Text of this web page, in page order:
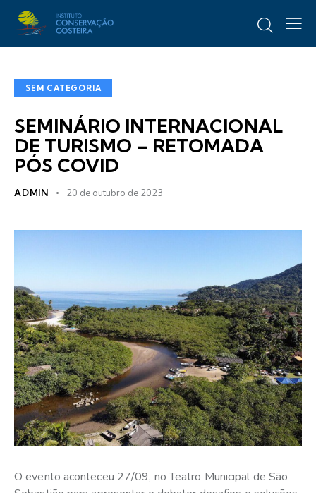
SEM CATEGORIA
SEMINÁRIO INTERNACIONAL
DE TURISMO – RETOMADA
PÓS COVID
ADMIN 20 de outubro de 2023
O evento aconteceu 27/09, no Teatro Municipal de São